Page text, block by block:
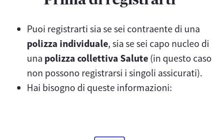
Puoi registrarti sia se sei contraente di una
polizza individuale, sia se sei capo nucleo di
una polizza collettiva Salute (in questo caso
non possono registrarsi i singoli assicurati).
Hai bisogno di queste informazioni: